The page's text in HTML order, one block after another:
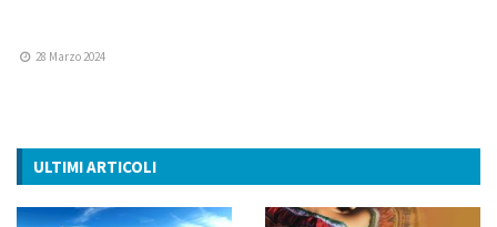
28 Marzo 2024
ULTIMI ARTICOLI